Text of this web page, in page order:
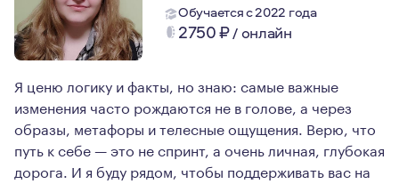
Обучается с 2022 года
2750₽/ онлайн
Я ценю логику и факты, но знаю: самые важные
изменения часто рождаются не в голове, а через
образы, метафоры и телесные ощущения. Верю, что
путь к себе — это не спринт, а очень личная, глубокая
дорога. И я буду рядом, чтобы поддерживать вас на